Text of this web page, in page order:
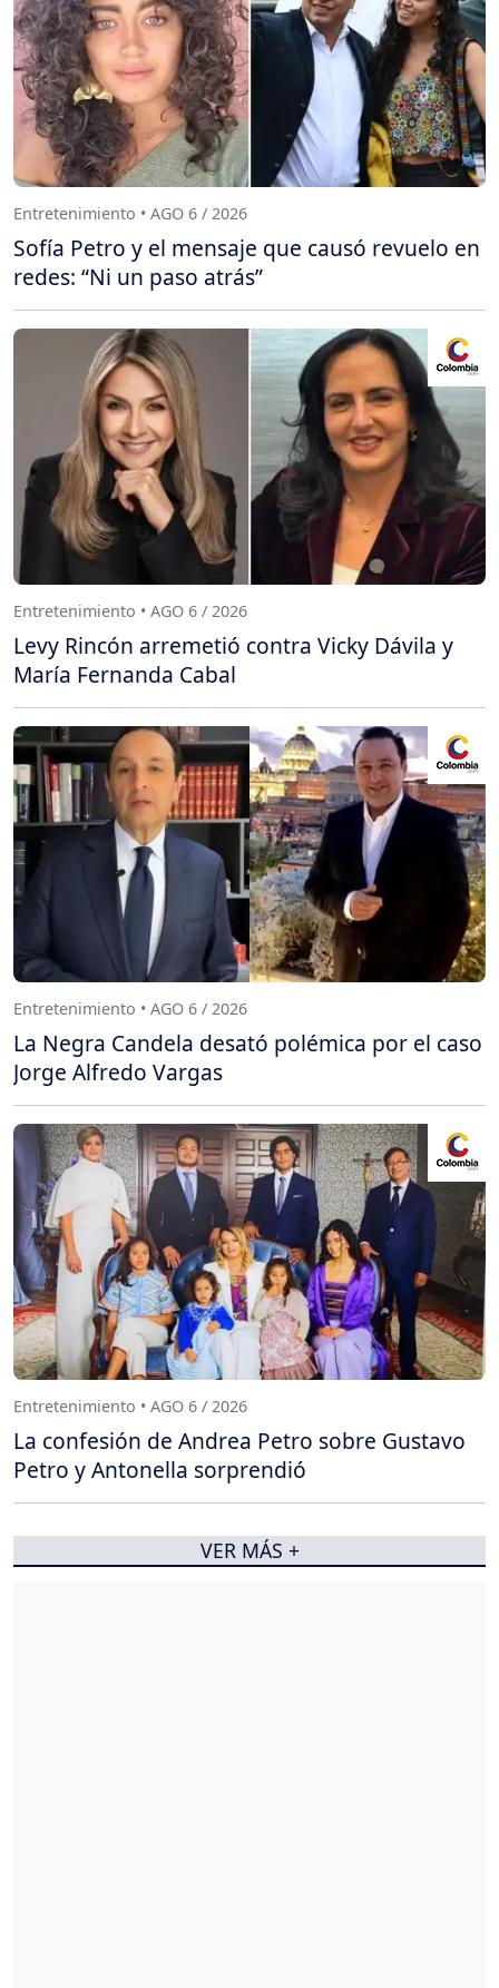
Entretenimiento • AGO 6 / 2026
Sofía Petro y el mensaje que causó revuelo en
redes: “Ni un paso atrás”
Entretenimiento • AGO 6 / 2026
Levy Rincón arremetió contra Vicky Dávila y
María Fernanda Cabal
Entretenimiento • AGO 6 / 2026
La Negra Candela desató polémica por el caso
Jorge Alfredo Vargas
Entretenimiento • AGO 6 / 2026
La confesión de Andrea Petro sobre Gustavo
Petro y Antonella sorprendió
VER MÁS +